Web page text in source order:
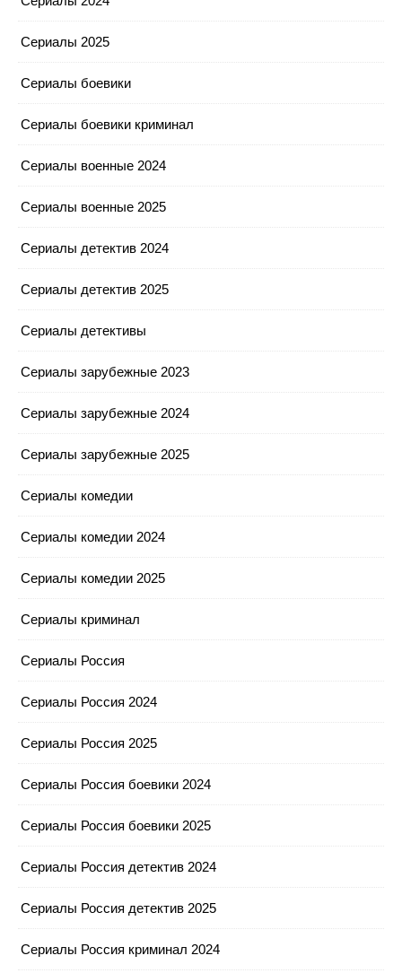
Сериалы 2025
Сериалы боевики
Сериалы боевики криминал
Сериалы военные 2024
Сериалы военные 2025
Сериалы детектив 2024
Сериалы детектив 2025
Сериалы детективы
Сериалы зарубежные 2023
Сериалы зарубежные 2024
Сериалы зарубежные 2025
Сериалы комедии
Сериалы комедии 2024
Сериалы комедии 2025
Сериалы криминал
Сериалы Россия
Сериалы Россия 2024
Сериалы Россия 2025
Сериалы Россия боевики 2024
Сериалы Россия боевики 2025
Сериалы Россия детектив 2024
Сериалы Россия детектив 2025
Сериалы Россия криминал 2024